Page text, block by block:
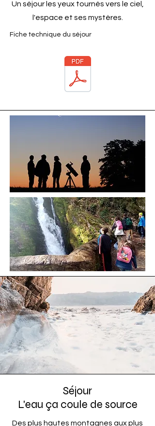
Un séjour les yeux tournés vers le ciel,
l'espace et ses mystères.
Fiche technique du séjour
Séjour
L'eau ça coule de source
Des plus hautes montagnes aux plus